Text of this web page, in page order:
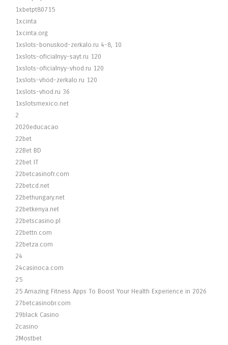
1xbetpt80715
1xcinta
1xcinta.org
1xslots-bonuskod-zerkalo.ru 4-8, 10
1xslots-oficialnyy-sayt.ru 120
1xslots-oficialnyy-vhod.ru 120
1xslots-vhod-zerkalo.ru 120
1xslots-vhod.ru 36
1xslotsmexico.net
2
2020educacao
22bet
22Bet BD
22bet IT
22betcasinofr.com
22betcd.net
22bethungary.net
22betkenya.net
22betscasino.pl
22bettn.com
22betza.com
24
24casinoca.com
25
25 Amazing Fitness Apps To Boost Your Health Experience in 2026
27betcasinobr.com
29black Casino
2casino
2Mostbet